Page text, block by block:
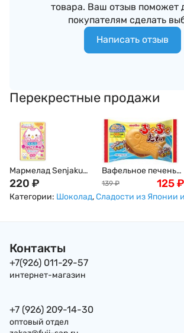
товара. Ваш отзыв поможет
покупателям сделать
Написать отзыв
Перекрестные продажи
Мармелад Senjaku
Кошкины Лапки -
персиковые/
виноградные, 32 г,
220 ₽
Вафельное печенье
"Тайяки" Meito,
Япония, 16,5г
139 ₽ 125₽
Категории: Шоколад,Сладости из Японии
Контакты
+7(926) 011-29-57
интернет-магазин
+7 (926) 209-14-30
оптовый отдел